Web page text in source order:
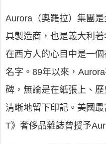
Aurora（奧羅拉）集團
具製造商，也是義大利
在西方人的心目中是一
名字。89年以來，
碑，無論是在紙張上、
清晰地留下印記。美國
T》奢侈品雜誌曾授予